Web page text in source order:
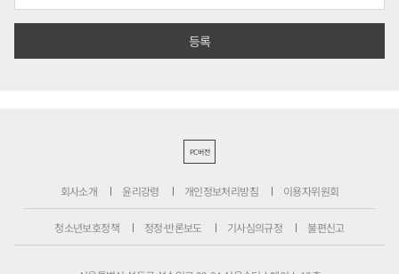
PC버전
회사소개 윤리강령 개인정보처리방침 이용자위원회
청소년보호정책 정정·반론보도 기사심의규정 불편신고